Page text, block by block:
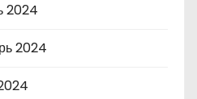
2024
2024